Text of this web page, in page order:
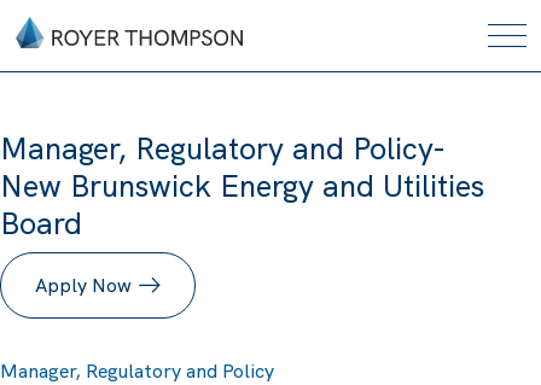
Manager, Regulatory and Policy-
New Brunswick Energy and Utilities
Board
Apply Now
Manager, Regulatory and Policy